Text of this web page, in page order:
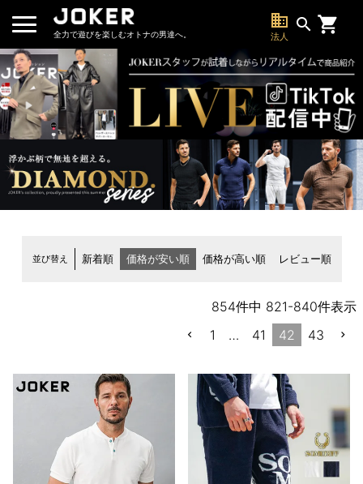
全力で遊びを楽しむオトナの男達へ。
business
法人
search
並び替え 新着順 価格が安い順 価格が高い順 レビュー順
854件中 821-840件表示
1
… 41 42 43